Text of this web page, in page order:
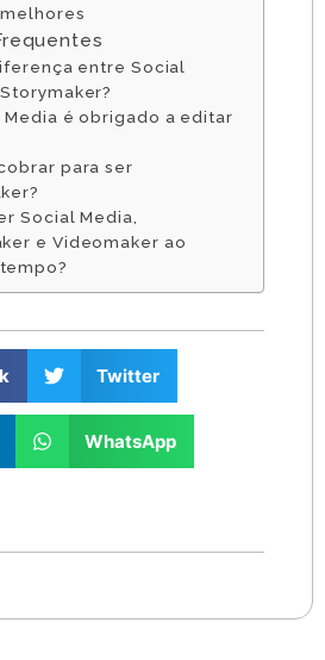
entre Social
Media é obrigado a editar
para ser
Social Media,
e Videomaker ao
Twitter
WhatsApp